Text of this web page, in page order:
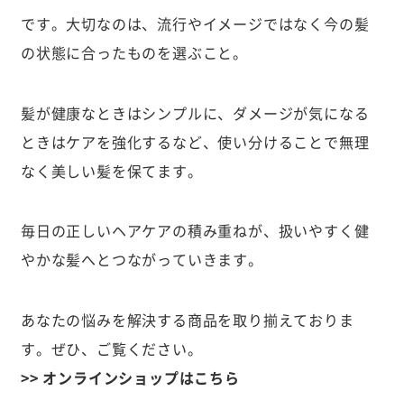
です。大切なのは、流行やイメージではなく今の髪
の状態に合ったものを選ぶこと。
髪が健康なときはシンプルに、ダメージが気になる
ときはケアを強化するなど、使い分けることで無理
なく美しい髪を保てます。
毎日の正しいヘアケアの積み重ねが、扱いやすく健
やかな髪へとつながっていきます。
あなたの悩みを解決する商品を取り揃えておりま
す。ぜひ、ご覧ください。
>> オンラインショップはこちら